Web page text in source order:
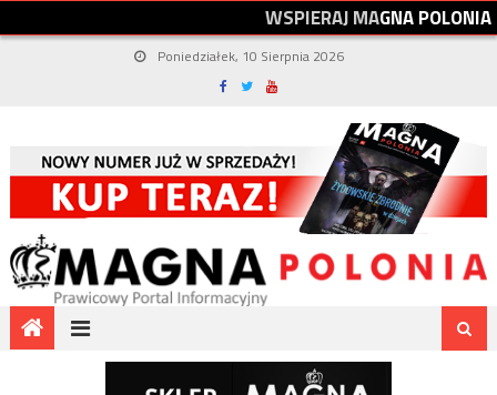
WSPIERAJMAGNAPOLONIA
Poniedziałek, 10 Sierpnia 2026